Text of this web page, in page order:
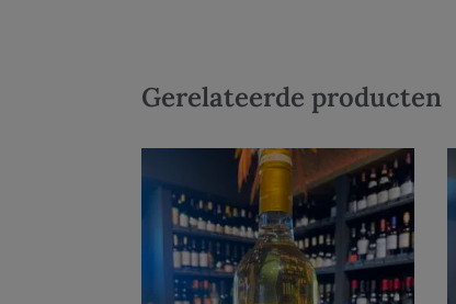
Gerelateerde producten